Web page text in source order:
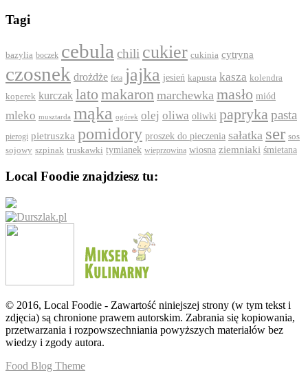
Tagi
bazylia boczek cebula chili cukier cukinia cytryna
czosnek drożdże feta jajka jesień kapusta kasza kolendra
koperek kurczak lato makaron marchewka masło miód
mleko musztarda mąka ogórek olej oliwa oliwki paprykapasta
pierogi pietruszka pomidory proszek do pieczenia sałatka ser sos
sojowy szpinak truskawki tymianek wieprzowina wiosna ziemniaki śmietana
Local Foodie znajdziesz tu:
© 2016, Local Foodie - Zawartość niniejszej strony (w tym tekst i
zdjęcia) są chronione prawem autorskim. Zabrania się kopiowania,
przetwarzania i rozpowszechniania powyższych materiałów bez
wiedzy i zgody autora.
Food Blog Theme